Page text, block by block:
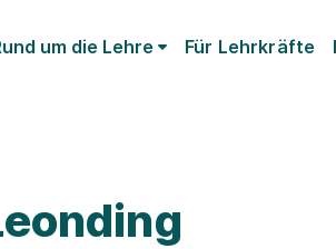
um die Lehre Für Lehrkräfte